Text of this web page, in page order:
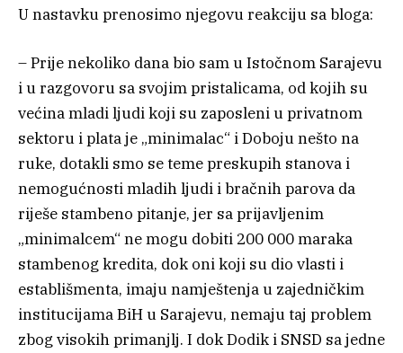
U nastavku prenosimo njegovu reakciju sa bloga:
– Prije nekoliko dana bio sam u Istočnom Sarajevu
i u razgovoru sa svojim pristalicama, od kojih su
većina mladi ljudi koji su zaposleni u privatnom
sektoru i plata je „minimalac“ i Doboju nešto na
ruke, dotakli smo se teme preskupih stanova i
nemogućnosti mladih ljudi i bračnih parova da
riješe stambeno pitanje, jer sa prijavljenim
„minimalcem“ ne mogu dobiti 200 000 maraka
stambenog kredita, dok oni koji su dio vlasti i
establišmenta, imaju namještenja u zajedničkim
institucijama BiH u Sarajevu, nemaju taj problem
zbog visokih primanjlj. I dok Dodik i SNSD sa jedne